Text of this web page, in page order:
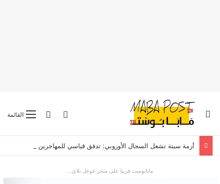
القائمةالوضع
تسجيل الدخول بحث عن
مابابوست قريبا على متجر غوغل بلاي...